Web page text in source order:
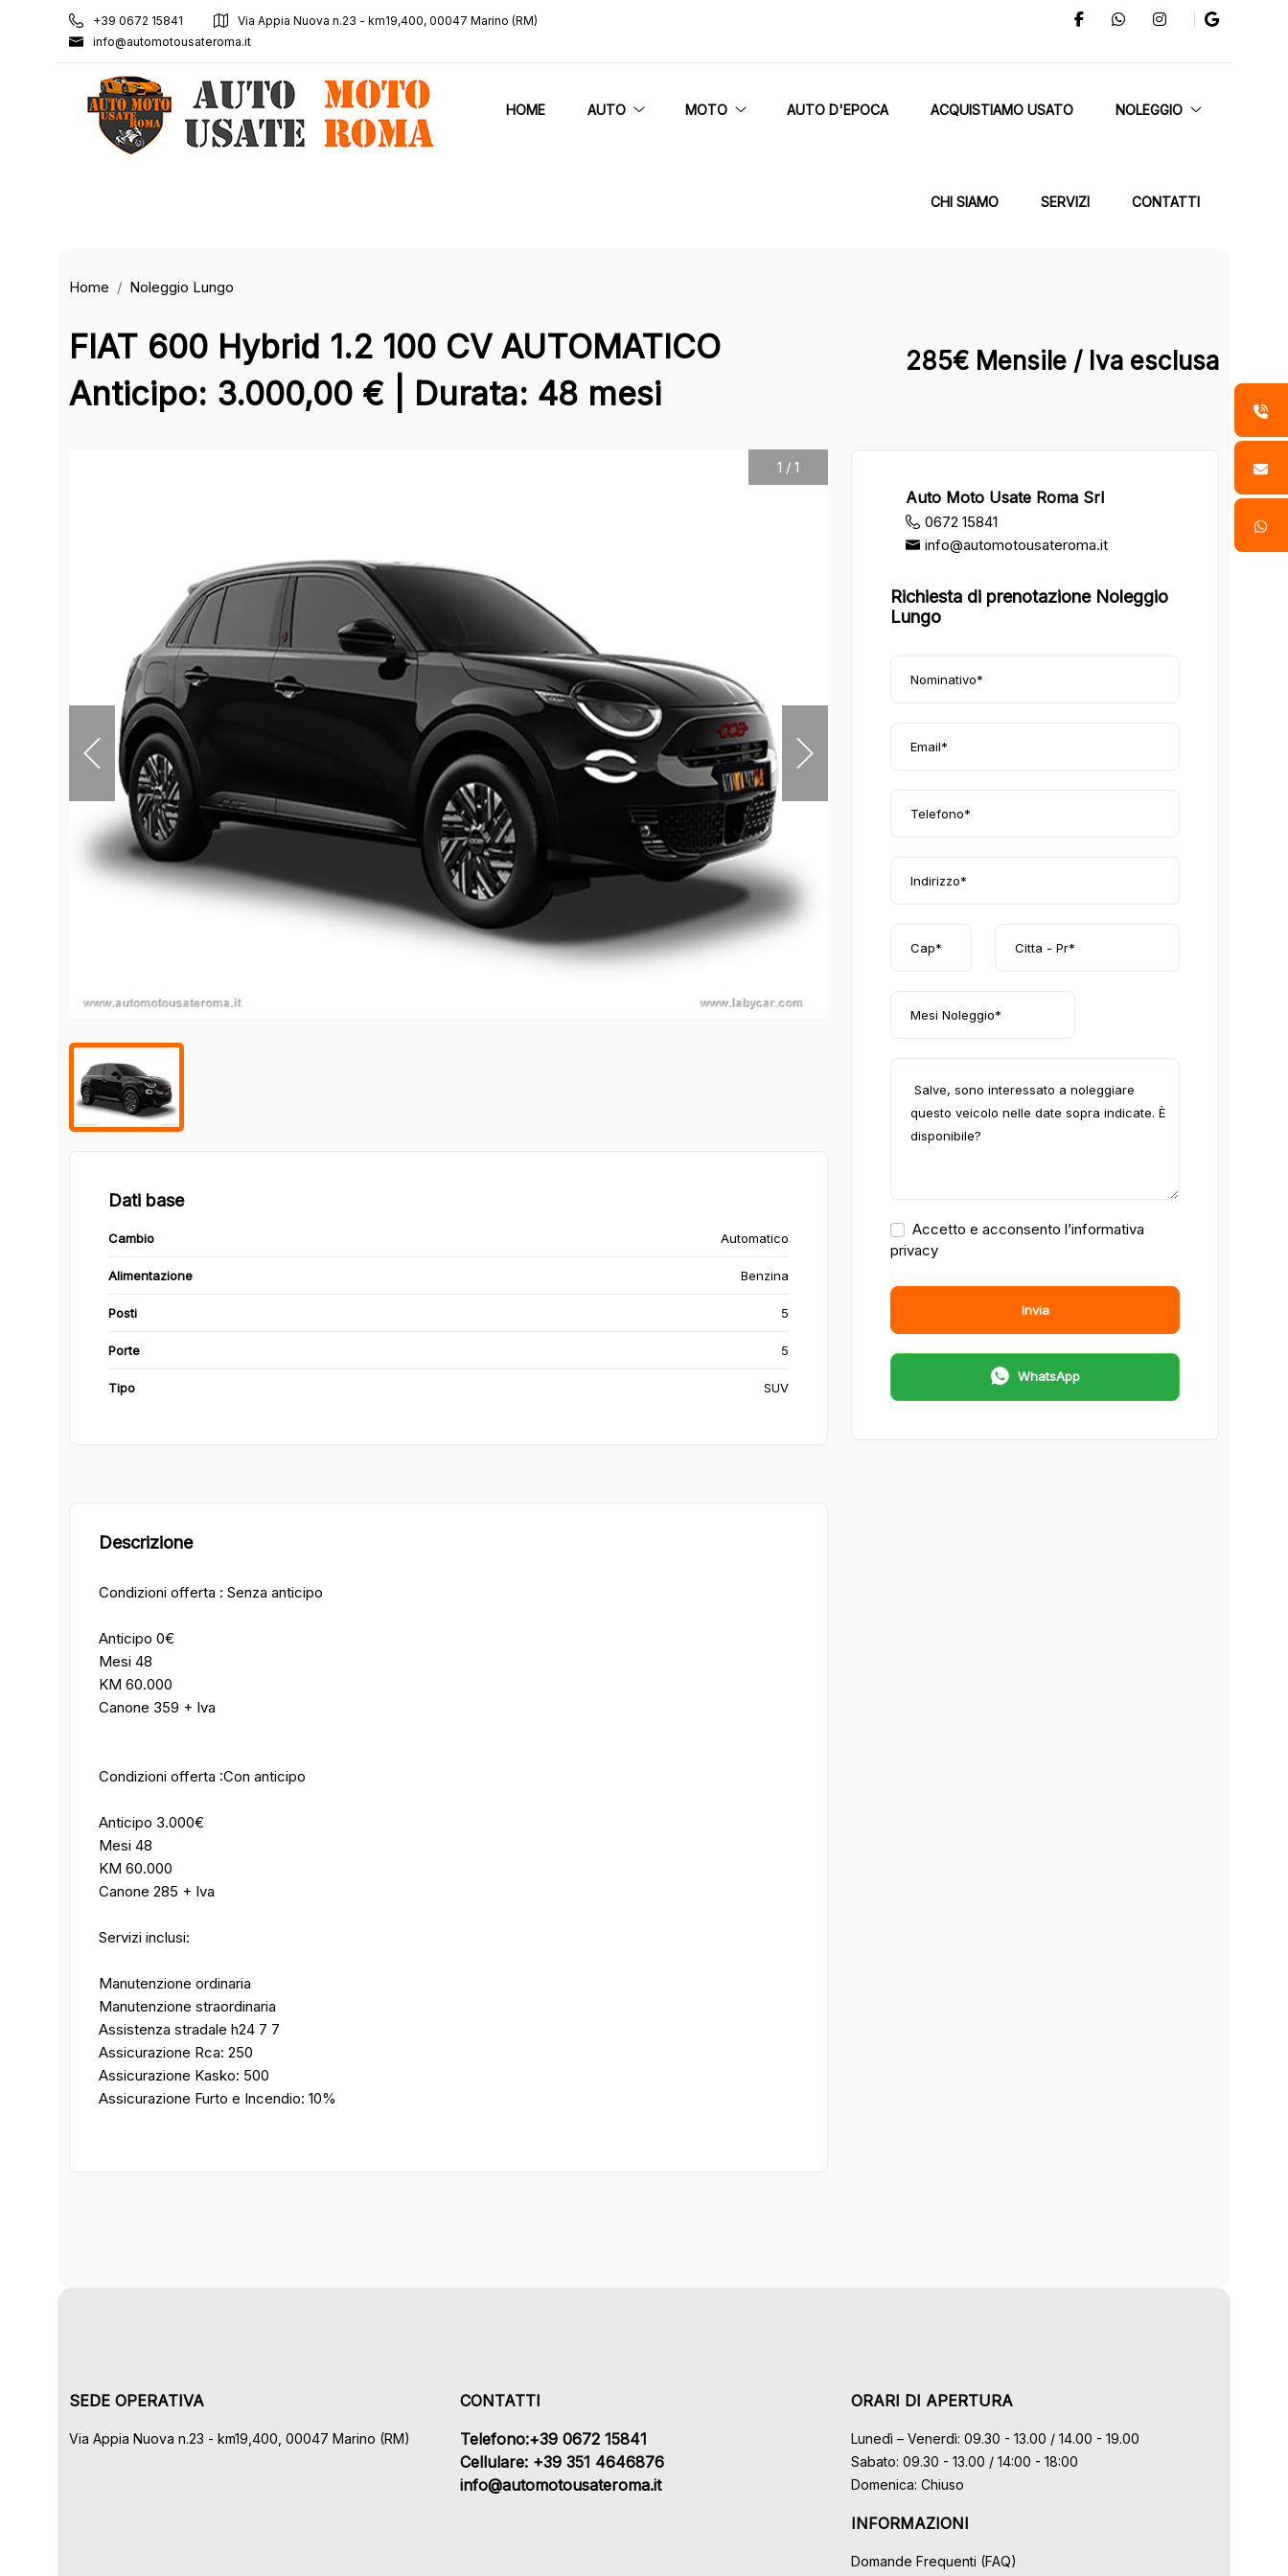
+39 0672 15841
Via Appia Nuova n.23 - km19,400, 00047 Marino (RM)
info@automotousateroma.it
HOME AUTO MOTO AUTO D'EPOCA ACQUISTIAMO USATO NOLEGGIO
CHI SIAMO SERVIZI CONTATTI
Home Noleggio Lungo
FIAT 600 Hybrid 1.2 100 CV AUTOMATICO
Anticipo: 3.000,00 € | Durata: 48 mesi
285€ Mensile / Iva esclusa
1 / 1
Dati base
Cambio Automatico
Alimentazione Benzina
Posti 5
Porte 5
Tipo SUV
Descrizione
Condizioni offerta : Senza anticipo
Anticipo 0€
Mesi 48
KM 60.000
Canone 359 + Iva
Condizioni offerta :Con anticipo
Anticipo 3.000€
Mesi 48
KM 60.000
Canone 285 + Iva
Servizi inclusi:
Manutenzione ordinaria
Manutenzione straordinaria
Assistenza stradale h24 7 7
Assicurazione Rca: 250
Assicurazione Kasko: 500
Assicurazione Furto e Incendio: 10%
Auto Moto Usate Roma Srl
0672 15841
info@automotousateroma.it
Richiesta di prenotazione Noleggio
Lungo
Accetto e acconsento l’informativa
privacy
Invia
WhatsApp
SEDE OPERATIVA
Via Appia Nuova n.23 - km19,400, 00047 Marino (RM)
CONTATTI
Telefono:+39 0672 15841
Cellulare: +39 351 4646876
info@automotousateroma.it
ORARI DI APERTURA
Lunedì – Venerdì: 09.30 - 13.00 / 14.00 - 19.00
Sabato: 09.30 - 13.00 / 14:00 - 18:00
Domenica: Chiuso
INFORMAZIONI
Domande Frequenti (FAQ)